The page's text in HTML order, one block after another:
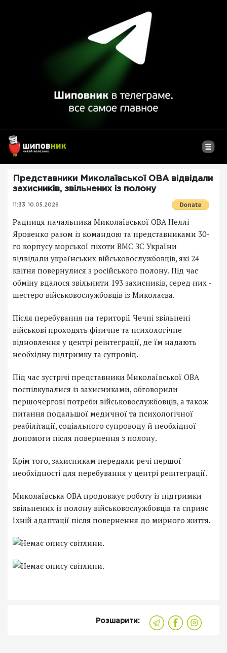
Представники Миколаївської ОВА відвідали
захисників, звільнених із полону
11:33 10.05.2026
Радниця начальника Миколаївської ОВА Неллі
Яровенко разом із командою та представниками 30-
го корпусу морської піхоти ВМС ЗС України
відвідали українських військовослужбовців, які 24
квітня повернулися з російського полону. Під час
обміну вдалося звільнити 193 захисників, серед них -
шестеро військовослужбовців із Миколаєва.
Після перебування на території Чечні звільнені
військові проходять фізичне та психологічне
відновлення у центрі реінтеграції, де їм надають
необхідну підтримку та супровід.
Під час зустрічі представники Миколаївської ОВА
поспілкувалися із захисниками, обговорили
першочергові потреби військовослужбовців, а також
питання подальшої медичної та психологічної
реабілітації, соціального супроводу й необхідної
допомоги після повернення з полону.
Крім того, захисникам передали речі першої
необхідності для перебування у центрі реінтеграції.
Миколаївська ОВА продовжує роботу із підтримки
звільнених із полону військовослужбовців та сприяє
їхній адаптації після повернення до мирного життя.
Розшарити: